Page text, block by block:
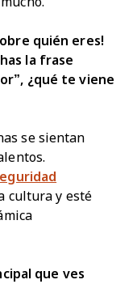
quién eres!
la frase
¿qué te viene
se sientan
cultura y esté
que ves